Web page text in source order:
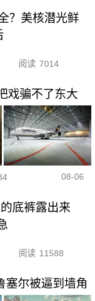
？美核潜光鲜
阅读 7014
戏骗不了东大
08-06
底裤露出来
阅读 11588
塞尔被逼到墙角